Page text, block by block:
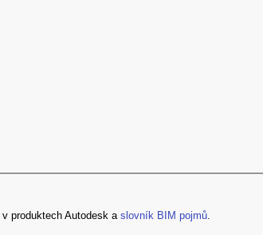
v produktech Autodesk a slovník BIM pojmů